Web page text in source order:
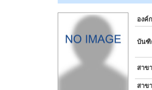
องค์
บันฑิ
สาข
สาข